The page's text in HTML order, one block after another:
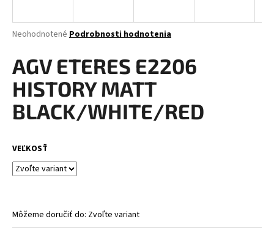
Priemerné
produktu
je
0,0
5
hviezdičiek.
Neohodnotené Podrobnosti hodnotenia
AGV ETERES E2206
HISTORY MATT
BLACK/WHITE/RED
VEĽKOSŤ
Môžeme doručiť do: Zvoľte variant
j
ť
?
d
p